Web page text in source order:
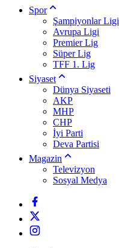
Spor
Şampiyonlar Ligi
Avrupa Ligi
Premier Lig
Süper Lig
TFF 1. Lig
Siyaset
Dünya Siyaseti
AKP
MHP
CHP
İyi Parti
Deva Partisi
Magazin
Televizyon
Sosyal Medya